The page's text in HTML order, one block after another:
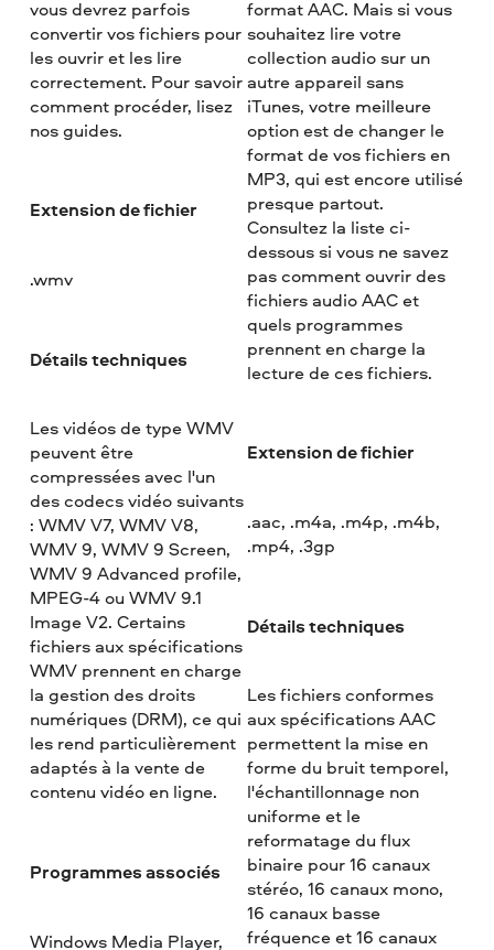
vous devrez parfois
convertir vos fichiers pour
les ouvrir et les lire
correctement. Pour savoir
comment procéder, lisez
nos guides.
Extension de fichier
.wmv
Détails techniques
Les vidéos de type WMV
peuvent être
compressées avec l'un
des codecs vidéo suivants
: WMV V7, WMV V8,
WMV 9, WMV 9 Screen,
WMV 9 Advanced profile,
MPEG-4 ou WMV 9.1
Image V2. Certains
fichiers aux spécifications
WMV prennent en charge
la gestion des droits
numériques (DRM), ce qui
les rend particulièrement
adaptés à la vente de
contenu vidéo en ligne.
Programmes associés
Windows Media Player,
format AAC. Mais si vous
souhaitez lire votre
collection audio sur un
autre appareil sans
iTunes, votre meilleure
option est de changer le
format de vos fichiers en
MP3, qui est encore utilisé
presque partout.
Consultez la liste ci-
dessous si vous ne savez
pas comment ouvrir des
fichiers audio AAC et
quels programmes
prennent en charge la
lecture de ces fichiers.
Extension de fichier
.aac, .m4a, .m4p, .m4b,
.mp4, .3gp
Détails techniques
Les fichiers conformes
aux spécifications AAC
permettent la mise en
forme du bruit temporel,
l'échantillonnage non
uniforme et le
reformatage du flux
binaire pour 16 canaux
stéréo, 16 canaux mono,
16 canaux basse
fréquence et 16 canaux